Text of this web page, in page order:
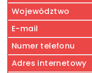
Województwo
E-mail
Numer telefonu
Adres internetowy